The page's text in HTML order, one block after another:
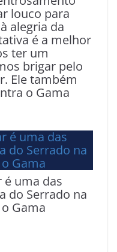
louco para
alegria da
é a melhor
ter um
brigar pelo
Ele também
o Gama
é uma das
do Serrado na
Gama